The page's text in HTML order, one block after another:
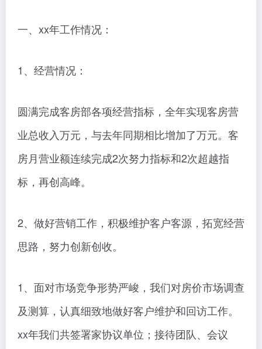
一、xx年工作情况：
1、经营情况：
圆满完成客房部各项经营指标，全年实现客房营
业总收入万元，与去年同期相比增加了万元。客
房月营业额连续完成2次努力指标和2次超越指
标，再创高峰。
2、做好营销工作，积极维护客户客源，拓宽经营
思路，努力创新创收。
1、面对市场竞争形势严峻，我们对房价市场调查
及测算，认真细致地做好客户维护和回访工作。
xx年我们共签署家协议单位；接待团队、会议